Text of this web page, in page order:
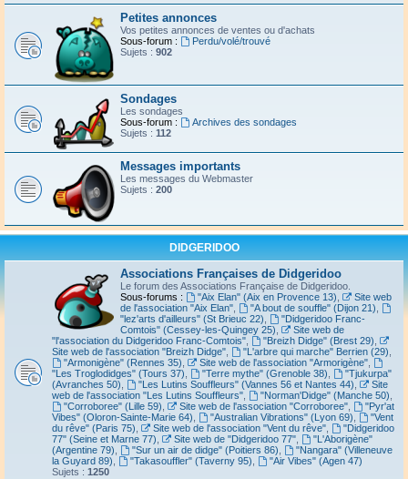
Petites annonces
Vos petites annonces de ventes ou d'achats
Sous-forum :
Perdu/volé/trouvé
Sujets : 902
Sondages
Les sondages
Sous-forum :
Archives des sondages
Sujets : 112
Messages importants
Les messages du Webmaster
Sujets : 200
DIDGERIDOO
Associations Françaises de Didgeridoo
Le forum des Associations Française de Didgeridoo.
Sous-forums :
"Aix Elan" (Aix en Provence 13)
Site web
de l'association "Aix Elan"
"A bout de souffle" (Dijon 21)
"lez'arts d'ailleurs" (St Brieuc 22)
"Didgeridoo Franc-
Comtois" (Cessey-les-Quingey 25)
Site web de
"l'association du Didgeridoo Franc-Comtois"
"Breizh Didge" (Brest 29)
Site web de l'association "Breizh Didge"
"L'arbre qui marche" Berrien (29)
"Armonigène" (Rennes 35)
Site web de l'association "Armorigène",
"Les Troglodidges" (Tours 37)
"Terre mythe" (Grenoble 38)
"Tjukurpa"
(Avranches 50)
"Les Lutins Souffleurs" (Vannes 56 et Nantes 44)
Site
web de l'association "Les Lutins Souffleurs"
"Norman'Didge" (Manche 50)
"Corroboree" (Lille 59)
Site web de l'association "Corroboree",
"Pyr'at
Vibes" (Oloron-Sainte-Marie 64)
"Australian Vibrations" (Lyon 69)
"Vent
du rêve" (Paris 75)
Site web de l'association "Vent du rêve",
"Didgeridoo
77" (Seine et Marne 77)
Site web de "Didgeridoo 77",
"L'Aborigène"
(Argentine 79)
"Sur un air de didge" (Poitiers 86)
"Nangara" (Villeneuve
la Guyard 89)
"Takasouffler" (Taverny 95)
"Air Vibes" (Agen 47)
Sujets : 1250